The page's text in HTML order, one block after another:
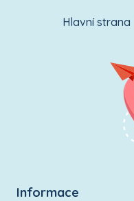
Hlavní strana
Informace